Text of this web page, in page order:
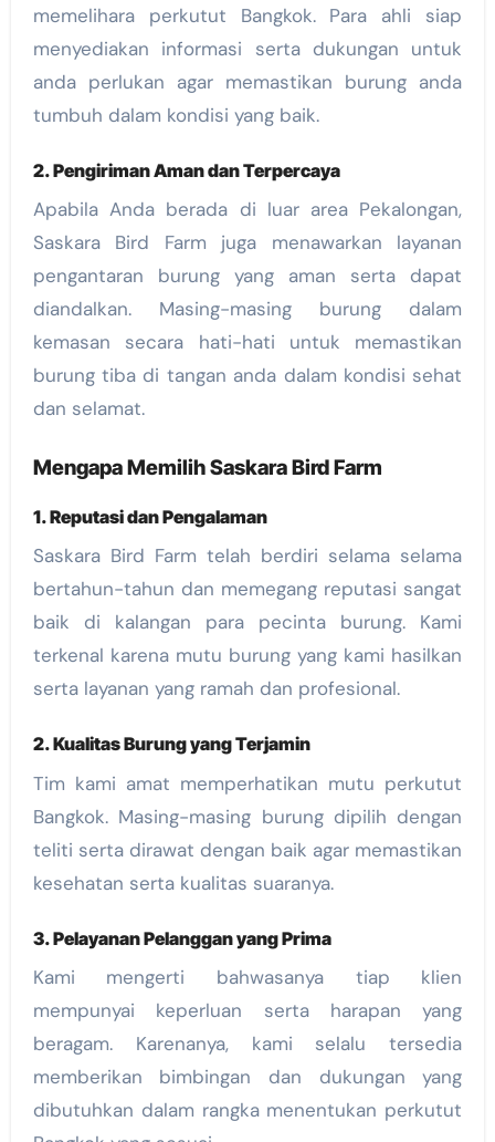
memelihara perkutut Bangkok. Para ahli siap
menyediakan informasi serta dukungan untuk
anda perlukan agar memastikan burung anda
tumbuh dalam kondisi yang baik.
2. Pengiriman Aman dan Terpercaya
Apabila Anda berada di luar area Pekalongan,
Saskara Bird Farm juga menawarkan layanan
pengantaran burung yang aman serta dapat
diandalkan. Masing-masing burung dalam
kemasan secara hati-hati untuk memastikan
burung tiba di tangan anda dalam kondisi sehat
dan selamat.
Mengapa Memilih Saskara Bird Farm
1. Reputasi dan Pengalaman
Saskara Bird Farm telah berdiri selama selama
bertahun-tahun dan memegang reputasi sangat
baik di kalangan para pecinta burung. Kami
terkenal karena mutu burung yang kami hasilkan
serta layanan yang ramah dan profesional.
2. Kualitas Burung yang Terjamin
Tim kami amat memperhatikan mutu perkutut
Bangkok. Masing-masing burung dipilih dengan
teliti serta dirawat dengan baik agar memastikan
kesehatan serta kualitas suaranya.
3. Pelayanan Pelanggan yang Prima
Kami mengerti bahwasanya tiap klien
mempunyai keperluan serta harapan yang
beragam. Karenanya, kami selalu tersedia
memberikan bimbingan dan dukungan yang
dibutuhkan dalam rangka menentukan perkutut